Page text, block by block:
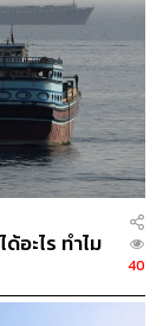
อะไร ทำไม
40